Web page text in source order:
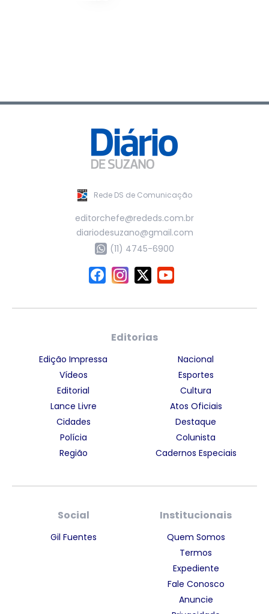
Rede DS de Comunicação
editorchefe@rededs.com.br
diariodesuzano@gmail.com
(11) 4745-6900
Editorias
Edição Impressa
Vídeos
Editorial
Lance Livre
Cidades
Polícia
Região
Nacional
Esportes
Cultura
Atos Oficiais
Destaque
Colunista
Cadernos Especiais
Social
Gil Fuentes
Institucionais
Quem Somos
Termos
Expediente
Fale Conosco
Anuncie